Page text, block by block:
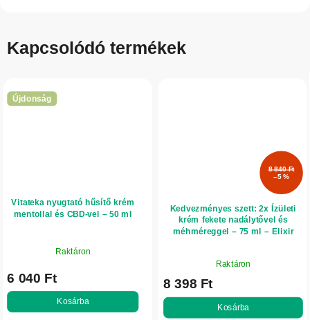
Kapcsolódó termékek
Újdonság
Vitateka nyugtató hűsítő krém
mentollal és CBD-vel – 50 ml
Raktáron
6 040 Ft
Kosárba
8 840 Ft
–5 %
Kedvezményes szett: 2x Ízületi
krém fekete nadálytővel és
méhméreggel – 75 ml – Elixir
átlagos
értékelése
5-
Raktáron
8 398 Ft
Kosárba